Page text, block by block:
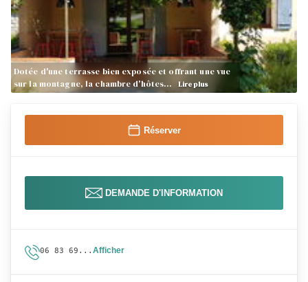
Dotée d'une terrasse bien exposée et offrant une vue
sur la montagne, la chambre d'hôtes…
Lire plus
Réserver
DEMANDE D'INFORMATION
06 83 69... Afficher